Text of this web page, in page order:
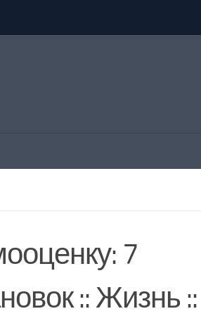
7
:: Жизнь ::